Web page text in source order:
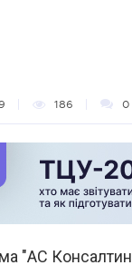
186 0
"АС